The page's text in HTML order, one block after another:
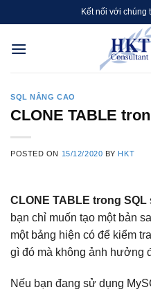
to
content
Kết nối với chúng
SQL NÂNG CAO
CLONE TABLE
POSTED ON 15/12/2020 BY HKT
CLONE TABLE trong SQL
bạn chỉ muốn tạo một bản
một bảng hiện có để kiểm
gì đó mà không ảnh hưởng
Nếu bạn đang sử dụng